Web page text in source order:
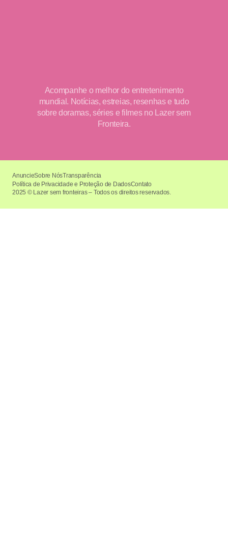
Acompanhe o melhor do entretenimento
mundial. Notícias, estreias, resenhas e tudo
sobre doramas, séries e filmes no Lazer sem
Fronteira.
2025 © Lazer sem fronteiras – Todos os direitos reservados.
AnuncieSobre NósTransparência
Política de Privacidade e Proteção de DadosContato